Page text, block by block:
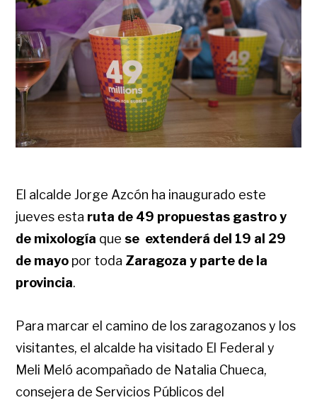
El alcalde Jorge Azcón ha inaugurado este
jueves esta ruta de 49 propuestas gastro y
de mixología que se extenderá del 19 al 29
de mayo por toda Zaragoza y parte de la
provincia.
Para marcar el camino de los zaragozanos y los
visitantes, el alcalde ha visitado El Federal y
Meli Meló acompañado de Natalia Chueca,
consejera de Servicios Públicos del